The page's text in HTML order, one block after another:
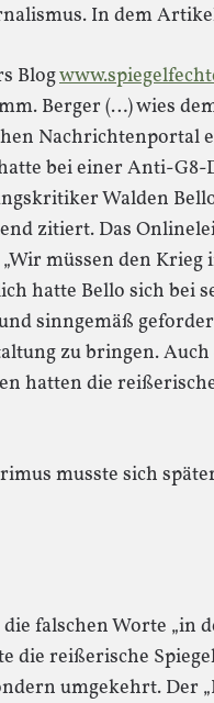
In dem
Blog
Berger (…) wies
Nachrichtenportal
bei einer Anti-G8-
Walden
zitiert. Das
müssen den Krieg
hatte Bello sich bei
sinngemäß
zu bringen.
hatten die
musste sich
falschen Worte „in
die reißerische
umgekehrt. Der